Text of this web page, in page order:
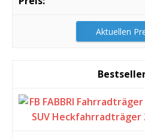
Aktuellen